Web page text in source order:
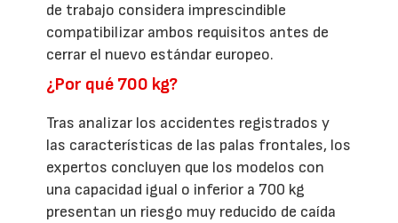
de trabajo considera imprescindible
compatibilizar ambos requisitos antes de
cerrar el nuevo estándar europeo.
¿Por qué 700 kg?
Tras analizar los accidentes registrados y
las características de las palas frontales, los
expertos concluyen que los modelos con
una capacidad igual o inferior a 700 kg
presentan un riesgo muy reducido de caída